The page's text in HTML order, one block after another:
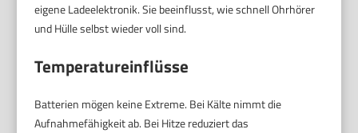
eigene Ladeelektronik. Sie beeinflusst, wie schnell Ohrhörer
und Hülle selbst wieder voll sind.
Temperatureinflüsse
Batterien mögen keine Extreme. Bei Kälte nimmt die
Aufnahmefähigkeit ab. Bei Hitze reduziert das